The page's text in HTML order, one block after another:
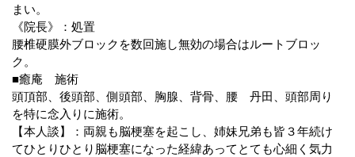
まい。
《院長》：処置
腰椎硬膜外ブロックを数回施し無効の場合はルートブロッ
ク。
■癒庵 施術
頭頂部、後頭部、側頭部、胸腺、背骨、腰 丹田、頭部周り
を特に念入りに施術。
【本人談】：両親も脳梗塞を起こし、姉妹兄弟も皆３年続け
てひとりひとり脳梗塞になった経緯あってとても心細く気力